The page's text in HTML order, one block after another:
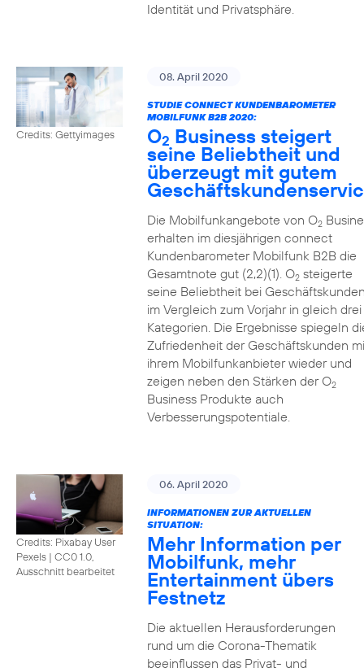
Identität und Privatsphäre.
Credits: Gettyimages
08. April 2020
STUDIE CONNECT KUNDENBAROMETER
MOBILFUNK B2B 2020:
O2 Business steigert
seine Beliebtheit und
überzeugt mit gutem
Die Mobilfunkangebote von O2
erhalten im diesjährigen connect
Kundenbarometer Mobilfunk B2B die
Gesamtnote gut (2,2)(1). O2steigerte
seine Beliebtheit bei
im Vergleich zum Vorjahr in gleich drei
Kategorien. Die Ergebnisse spiegeln
Zufriedenheit der Geschäftskunden
ihrem Mobilfunkanbieter wieder und
zeigen neben den Stärken der O2
Business Produkte auch
Verbesserungspotentiale.
Credits: Pixabay User
Pexels | CC0 1.0,
Ausschnitt bearbeitet
06. April 2020
INFORMATIONEN ZUR AKTUELLEN
SITUATION:
Mehr Information per
Mobilfunk, mehr
Entertainment übers
Festnetz
Die aktuellen Herausforderungen
rund um die Corona-Thematik
beeinflussen das Privat- und